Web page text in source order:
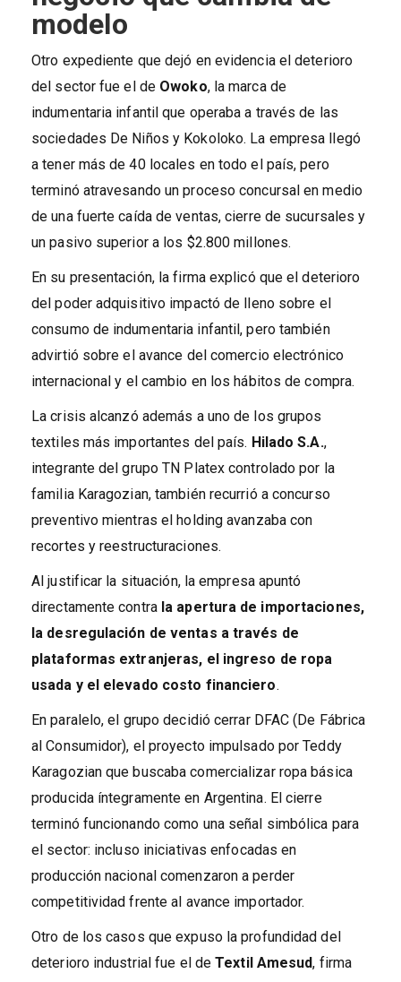
modelo
Otro expediente que dejó en evidencia el deterioro
del sector fue el de Owoko, la marca de
indumentaria infantil que operaba a través de las
sociedades De Niños y Kokoloko. La empresa llegó
a tener más de 40 locales en todo el país, pero
terminó atravesando un proceso concursal en medio
de una fuerte caída de ventas, cierre de sucursales y
un pasivo superior a los $2.800 millones.
En su presentación, la firma explicó que el deterioro
del poder adquisitivo impactó de lleno sobre el
consumo de indumentaria infantil, pero también
advirtió sobre el avance del comercio electrónico
internacional y el cambio en los hábitos de compra.
La crisis alcanzó además a uno de los grupos
textiles más importantes del país. Hilado S.A.,
integrante del grupo TN Platex controlado por la
familia Karagozian, también recurrió a concurso
preventivo mientras el holding avanzaba con
recortes y reestructuraciones.
Al justificar la situación, la empresa apuntó
directamente contra la apertura de importaciones,
la desregulación de ventas a través de
plataformas extranjeras, el ingreso de ropa
usada y el elevado costo financiero.
En paralelo, el grupo decidió cerrar DFAC (De Fábrica
al Consumidor), el proyecto impulsado por Teddy
Karagozian que buscaba comercializar ropa básica
producida íntegramente en Argentina. El cierre
terminó funcionando como una señal simbólica para
el sector: incluso iniciativas enfocadas en
producción nacional comenzaron a perder
competitividad frente al avance importador.
Otro de los casos que expuso la profundidad del
deterioro industrial fue el deTextil Amesud, firma